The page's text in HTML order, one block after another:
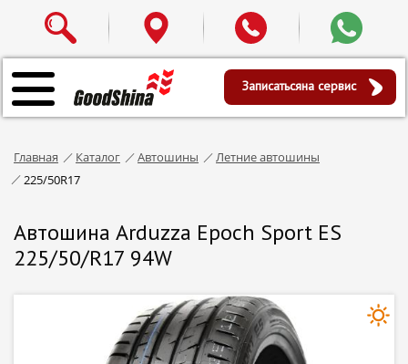
Записатьсяна сервис
Главная Каталог Автошины
Летние автошины
225/50R17
Автошина Arduzza Epoch Sport ES
225/50/R17 94W